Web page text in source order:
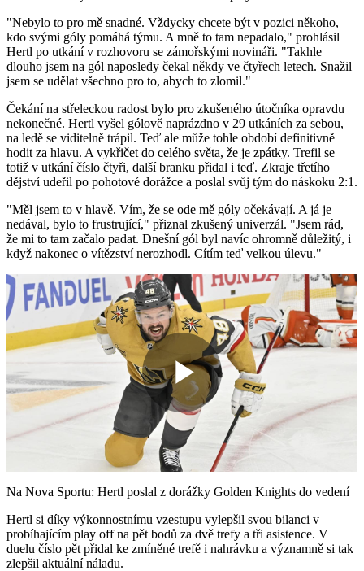
"Nebylo to pro mě snadné. Vždycky chcete být v pozici někoho,
kdo svými góly pomáhá týmu. A mně to tam nepadalo," prohlásil
Hertl po utkání v rozhovoru se zámořskými novináři. "Takhle
dlouho jsem na gól naposledy čekal někdy ve čtyřech letech. Snažil
jsem se udělat všechno pro to, abych to zlomil."
Čekání na střeleckou radost bylo pro zkušeného útočníka opravdu
nekonečné. Hertl vyšel gólově naprázdno v 29 utkáních za sebou,
na ledě se viditelně trápil. Teď ale může tohle období definitivně
hodit za hlavu. A vykřičet do celého světa, že je zpátky. Trefil se
totiž v utkání číslo čtyři, další branku přidal i teď. Zkraje třetího
dějství udeřil po pohotové dorážce a poslal svůj tým do náskoku 2:1.
"Měl jsem to v hlavě. Vím, že se ode mě góly očekávají. A já je
nedával, bylo to frustrující," přiznal zkušený univerzál. "Jsem rád,
že mi to tam začalo padat. Dnešní gól byl navíc ohromně důležitý, i
když nakonec o vítězství nerozhodl. Cítím teď velkou úlevu."
Play
Video
Na Nova Sportu: Hertl poslal z dorážky Golden Knights do vedení
Hertl si díky výkonnostnímu vzestupu vylepšil svou bilanci v
probíhajícím play off na pět bodů za dvě trefy a tři asistence. V
duelu číslo pět přidal ke zmíněné trefě i nahrávku a významně si tak
zlepšil aktuální náladu.